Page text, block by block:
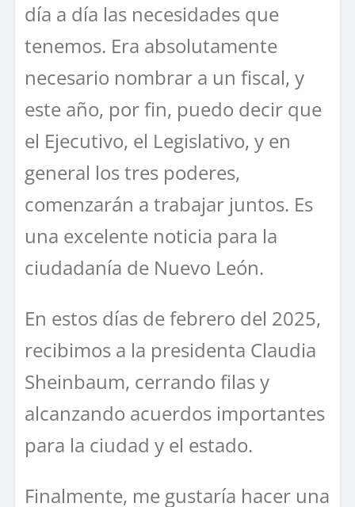
día a día las necesidades que
tenemos. Era absolutamente
necesario nombrar a un fiscal, y
este año, por fin, puedo decir que
el Ejecutivo, el Legislativo, y en
general los tres poderes,
comenzarán a trabajar juntos. Es
una excelente noticia para la
ciudadanía de Nuevo León.
En estos días de febrero del 2025,
recibimos a la presidenta Claudia
Sheinbaum, cerrando filas y
alcanzando acuerdos importantes
para la ciudad y el estado.
Finalmente, me gustaría hacer una